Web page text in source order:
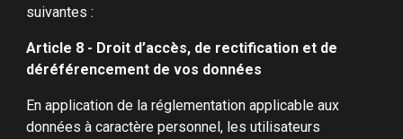
suivantes :
Article 8 - Droit d’accès, de rectification et de
déréférencement de vos données
En application de la réglementation applicable aux
données à caractère personnel, les utilisateurs